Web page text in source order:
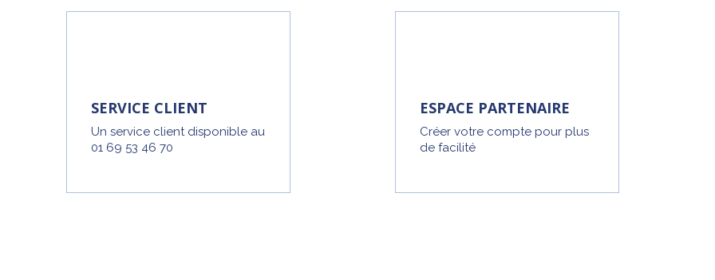
SERVICE CLIENT
Un service client disponible au
01 69 53 46 70
ESPACE PARTENAIRE
Créer votre compte pour plus
de facilité